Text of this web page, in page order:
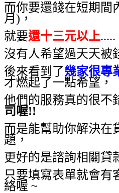
而你要還錢在短期間
月)，
就要還十三元以上.....
沒有人希望過天天被
後來看到了幾家很專
才燃起了一點希望，
他們的服務真的很不
司喔!!
而是能幫助你解決在
題，
更好的是諮詢相關貸
只要填寫表單就會有
絡喔 ~